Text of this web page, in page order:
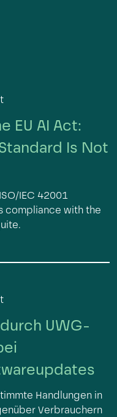
EU AI Act:
Is Not
IEC 42001
compliance with the
UWG-
Handlungen in
Verbrauchern